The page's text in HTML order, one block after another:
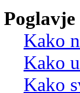
Kako
Kako
Kako